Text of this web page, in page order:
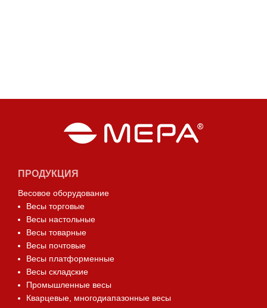
ПРОДУКЦИЯ
Весовое оборудование
Весы торговые
Весы настольные
Весы товарные
Весы почтовые
Весы платформенные
Весы складские
Промышленные весы
Кварцевые, многодиапазонные весы